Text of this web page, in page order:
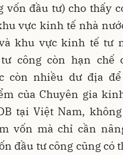
vốn đầu tư) cho thấy
vực kinh tế nhà
khu vực kinh tế tư
công còn hạn chế
còn nhiều dư địa
của Chuyên gia
tại Việt Nam,
vốn mà chỉ cần
đầu tư công cũng có